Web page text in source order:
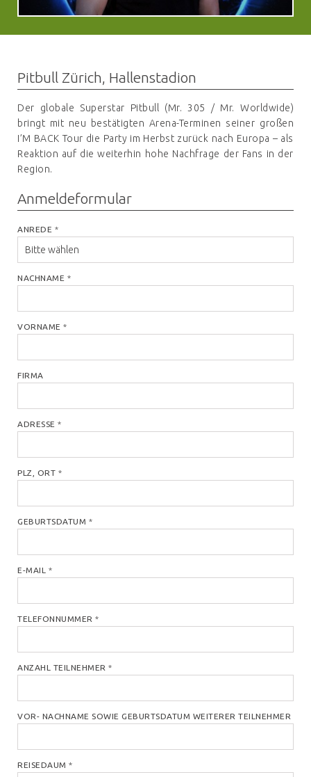
Pitbull Zürich, Hallenstadion
Der globale Superstar Pitbull (Mr. 305 / Mr. Worldwide)
bringt mit neu bestätigten Arena-Terminen seiner großen
I’M BACK Tour die Party im Herbst zurück nach Europa – als
Reaktion auf die weiterhin hohe Nachfrage der Fans in der
Region.
Anmeldeformular
ANREDE *
NACHNAME *
VORNAME *
FIRMA
ADRESSE *
PLZ, ORT *
GEBURTSDATUM *
E-MAIL *
TELEFONNUMMER *
ANZAHL TEILNEHMER *
VOR- NACHNAME SOWIE GEBURTSDATUM WEITERER TEILNEHMER
REISEDAUM *